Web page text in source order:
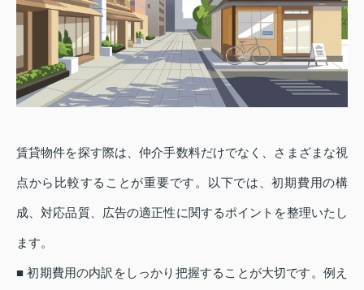
賃貸物件を探す際は、仲介手数料だけでなく、さまざまな視
点から比較することが重要です。以下では、初期費用の構
成、対応品質、広告の適正性に関するポイントを整理いたし
ます。
■ 初期費用の内訳をしっかり把握することが大切です。例え